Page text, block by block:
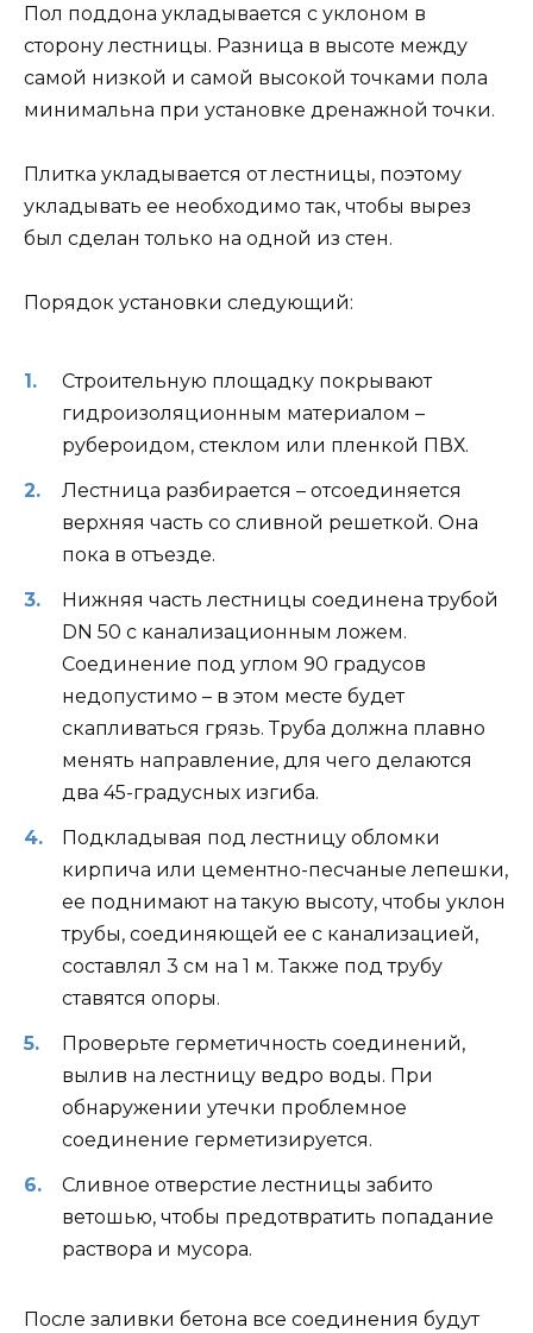
Пол поддона укладывается с уклоном в
сторону лестницы. Разница в высоте между
самой низкой и самой высокой точками пола
минимальна при установке дренажной точки.
Плитка укладывается от лестницы, поэтому
укладывать ее необходимо так, чтобы вырез
был сделан только на одной из стен.
Порядок установки следующий:
Строительную площадку покрывают
гидроизоляционным материалом –
рубероидом, стеклом или пленкой ПВХ.
Лестница разбирается – отсоединяется
верхняя часть со сливной решеткой. Она
пока в отъезде.
Нижняя часть лестницы соединена трубой
DN 50 с канализационным ложем.
Соединение под углом 90 градусов
недопустимо – в этом месте будет
скапливаться грязь. Труба должна плавно
менять направление, для чего делаются
два 45-градусных изгиба.
Подкладывая под лестницу обломки
кирпича или цементно-песчаные лепешки,
ее поднимают на такую ​​высоту, чтобы уклон
трубы, соединяющей ее с канализацией,
составлял 3 см на 1 м. Также под трубу
ставятся опоры.
Проверьте герметичность соединений,
вылив на лестницу ведро воды. При
обнаружении утечки проблемное
соединение герметизируется.
Сливное отверстие лестницы забито
ветошью, чтобы предотвратить попадание
раствора и мусора.
После заливки бетона все соединения будут